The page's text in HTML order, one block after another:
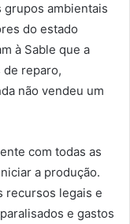
ambientais
do estado
à Sable que a
reparo,
não vendeu um
com todas as
a produção.
recursos legais e
e gastos